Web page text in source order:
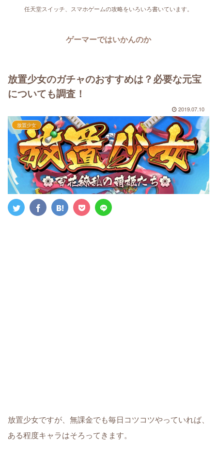
任天堂スイッチ、スマホゲームの攻略をいろいろ書いています。
ゲーマーではいかんのか
放置少女のガチャのおすすめは？必要な元宝
についても調査！
2019.07.10
放置少女
放置少女ですが、無課金でも毎日コツコツやっていれば、
ある程度キャラはそろってきます。